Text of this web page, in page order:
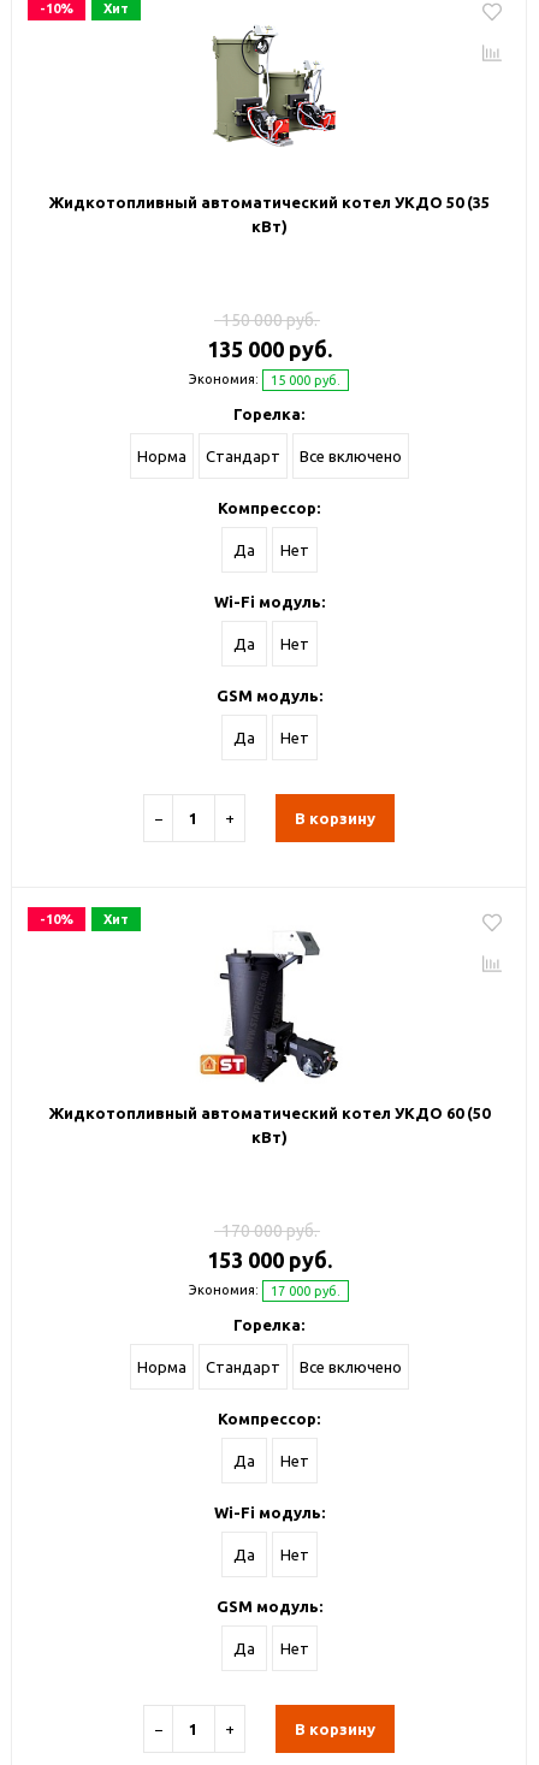
-10% Хит
Жидкотопливный автоматический котел УКДО 50 (35
кВт)
150 000 руб.
135 000 руб.
Экономия: 15 000 руб.
Горелка:
Норма Стандарт Все включено
Компрессор:
Да Нет
Wi-Fi модуль:
Да Нет
GSM модуль:
Да Нет
− + В корзину
-10% Хит
Жидкотопливный автоматический котел УКДО 60 (50
кВт)
170 000 руб.
153 000 руб.
Экономия: 17 000 руб.
Горелка:
Норма Стандарт Все включено
Компрессор:
Да Нет
Wi-Fi модуль:
Да Нет
GSM модуль:
Да Нет
− + В корзину